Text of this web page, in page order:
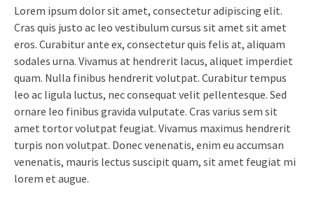
Lorem ipsum dolor sit amet, consectetur adipiscing elit.
Cras quis justo ac leo vestibulum cursus sit amet sit amet
eros. Curabitur ante ex, consectetur quis felis at, aliquam
sodales urna. Vivamus at hendrerit lacus, aliquet imperdiet
quam. Nulla finibus hendrerit volutpat. Curabitur tempus
leo ac ligula luctus, nec consequat velit pellentesque. Sed
ornare leo finibus gravida vulputate. Cras varius sem sit
amet tortor volutpat feugiat. Vivamus maximus hendrerit
turpis non volutpat. Donec venenatis, enim eu accumsan
venenatis, mauris lectus suscipit quam, sit amet feugiat mi
lorem et augue.